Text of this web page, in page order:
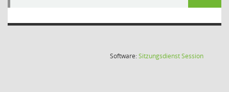
Software:SitzungsdienstSession(Wird in